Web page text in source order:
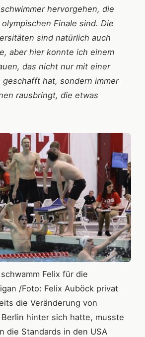
hervorgehen, die
Finale sind. Die
sind natürlich auch
aber hier konnte ich einem
das nicht nur mit einer
geschafft hat, sondern immer
rausbringt, die etwas
Felix für die
/Foto: Felix Auböck privat
die Veränderung von
hinter sich hatte, musste
die Standards in den USA